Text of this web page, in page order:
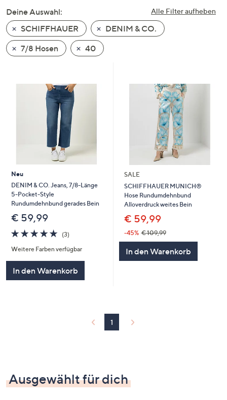
nach
unten
oder
wischen
Sie
diese
anzuzeigen.
Alle Filter aufheben
Deine Auswahl:
SCHIFFHAUER
DENIM & CO.
7/8 Hosen
40
Neu
DENIM & CO. Jeans, 7/8-Länge
5-Pocket-Style
Rundumdehnbund gerades Bein
€ 59,99
5.0
von
5
(3)3
Weitere Farben verfügbar
In den Warenkorb
SALE
SCHIFFHAUER MUNICH®
Hose Rundumdehnbund
Alloverdruck weites Bein
€ 59,99
-45% € 109,99
In den Warenkorb
1
Ausgewählt für dich